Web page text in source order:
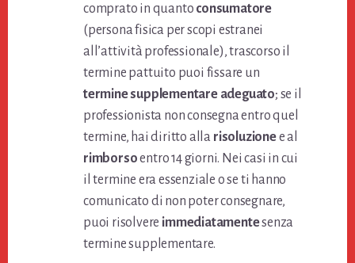
comprato in quanto consumatore
(persona fisica per scopi estranei
all’attività professionale), trascorso il
termine pattuito puoi fissare un
termine supplementare adeguato; se il
professionista non consegna entro quel
termine, hai diritto alla risoluzionee al
rimborsoentro 14 giorni. Nei casi in cui
il termine era essenziale o se ti hanno
comunicato di non poter consegnare,
puoi risolvere immediatamentesenza
termine supplementare.